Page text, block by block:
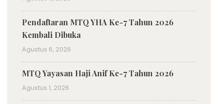
Pendaftaran MTQ YHA Ke-7 Tahun 2026
Kembali Dibuka
Agustus 6, 2026
MTQ Yayasan Haji Anif Ke-7 Tahun 2026
Agustus 1, 2026